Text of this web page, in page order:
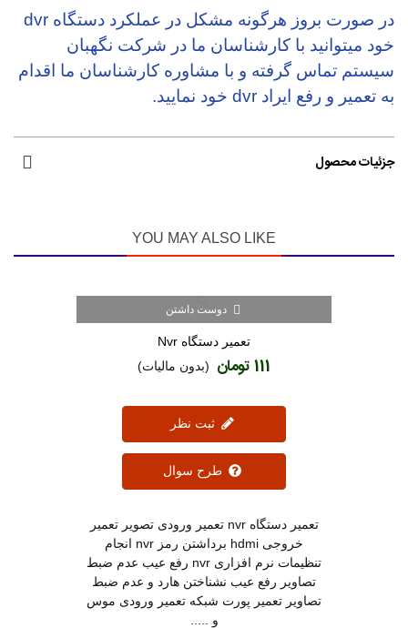
خود میتوانید با کارشناسان ما در شرکت نگهبان
سیستم تماس گرفته و با مشاوره کارشناسان ما اقدام
به تعمیر و رفع ایراد dvr خود نمایید.
جزئیات محصول
YOU MAY ALSO LIKE
دوست داشتن
تعمیر دستگاه Nvr
111 تومان (بدون مالیات)
ثبت نظر
طرح سوال
تعمیر دستگاه nvr تعمیر ورودی تصویر تعمیر
خروجی hdmi برداشتن رمز nvr انجام
تنظیمات نرم افزاری nvr رفع عیب عدم ضبط
تصاویر رفع عیب نشناختن هارد و عدم ضبط
تصاویر تعمیر پورت شبکه تعمیر ورودی موس
و .....